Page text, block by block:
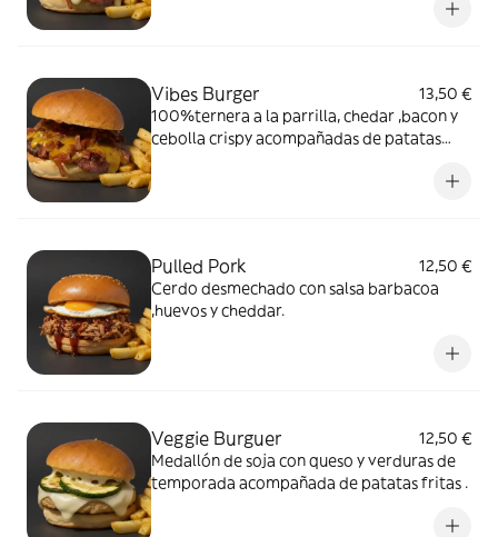
Vibes Burger
13,50 €
100%ternera a la parrilla, chedar ,bacon y
cebolla crispy acompañadas de patatas
Pulled Pork
12,50 €
Cerdo desmechado con salsa barbacoa
,huevos y cheddar.
Veggie Burguer
12,50 €
Medallón de soja con queso y verduras de
temporada acompañada de patatas fritas .